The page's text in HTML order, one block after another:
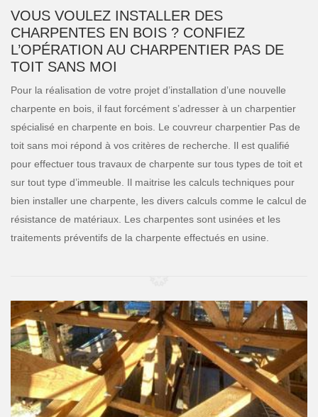
VOUS VOULEZ INSTALLER DES
CHARPENTES EN BOIS ? CONFIEZ
L’OPÉRATION AU CHARPENTIER PAS DE
TOIT SANS MOI
Pour la réalisation de votre projet d’installation d’une nouvelle
charpente en bois, il faut forcément s’adresser à un charpentier
spécialisé en charpente en bois. Le couvreur charpentier Pas de
toit sans moi répond à vos critères de recherche. Il est qualifié
pour effectuer tous travaux de charpente sur tous types de toit et
sur tout type d’immeuble. Il maitrise les calculs techniques pour
bien installer une charpente, les divers calculs comme le calcul de
résistance de matériaux. Les charpentes sont usinées et les
traitements préventifs de la charpente effectués en usine.